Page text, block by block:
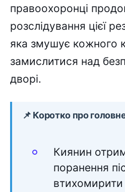
правоохоронці
розслідування цієї
яка змушує кожного
замислитися над
дворі.
📌 Коротко про
Киянин
поранення
втихомирити